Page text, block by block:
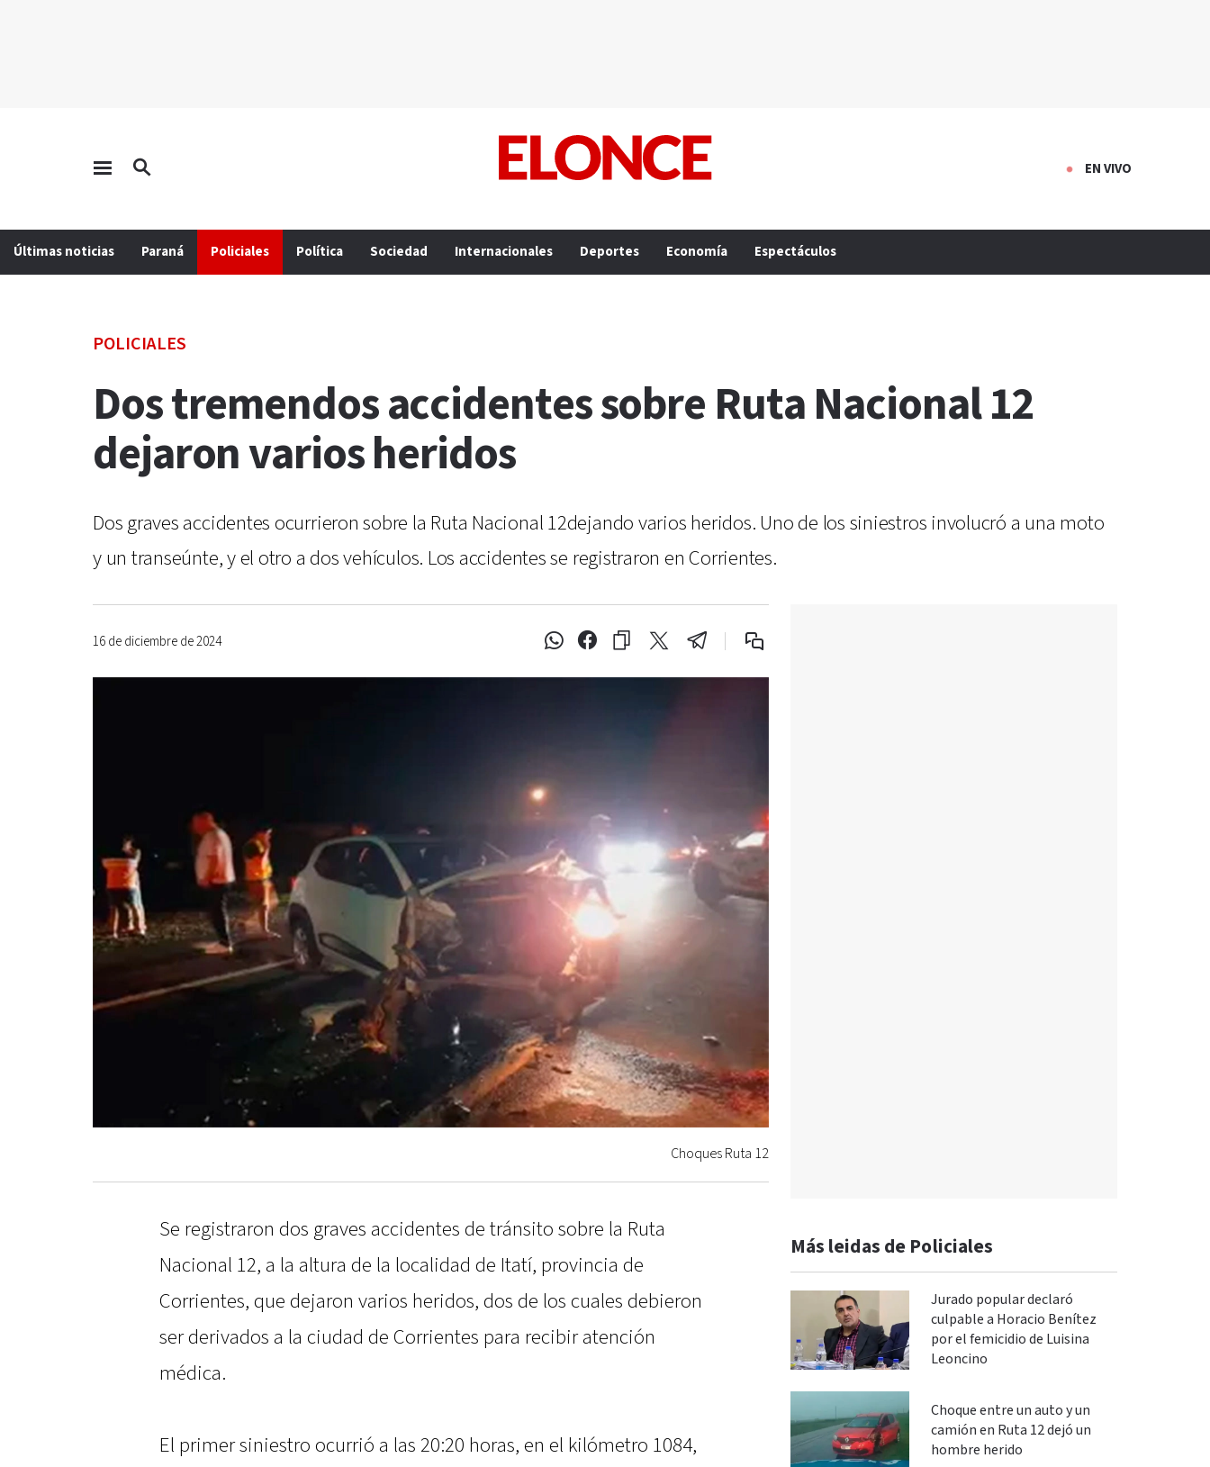
EN VIVO
Últimas noticias Paraná Policiales Política Sociedad Internacionales Deportes Economía Espectáculos
POLICIALES
Dos tremendos accidentes sobre Ruta Nacional 12
dejaron varios heridos
Dos graves accidentes ocurrieron sobre la Ruta Nacional 12dejando varios heridos. Uno de los siniestros involucró a una moto
y un transeúnte, y el otro a dos vehículos. Los accidentes se registraron en Corrientes.
16 de diciembre de 2024
Choques Ruta 12
Se registraron dos graves accidentes de tránsito sobre la Ruta
Nacional 12, a la altura de la localidad de Itatí, provincia de
Corrientes, que dejaron varios heridos, dos de los cuales debieron
ser derivados a la ciudad de Corrientes para recibir atención
médica.
El primer siniestro ocurrió a las 20:20 horas, en el kilómetro 1084,
Más leidas de Policiales
Jurado popular declaró
culpable a Horacio Benítez
por el femicidio de Luisina
Leoncino
Choque entre un auto y un
camión en Ruta 12 dejó un
hombre herido